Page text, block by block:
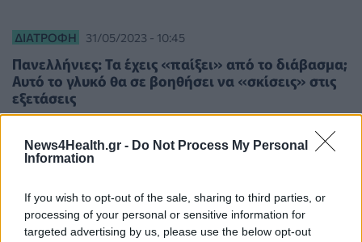
News4Health.gr - Do Not Process My Personal
Information
If you wish to opt-out of the sale, sharing to third parties, or
processing of your personal or sensitive information for
targeted advertising by us, please use the below opt-out
ΔΙΑΤΡΟΦΉ 31/05/2023 - 10:45
Πανελλήνιες: Τα έχεις «παίξει» από το διάβασμα;
Αυτό το γλυκό θα σε βοηθήσει να «σκίσεις» στις
εξετάσεις